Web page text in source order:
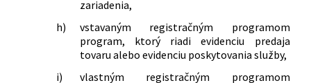
o zmene a doplnení zákona Slovenskej
národnej rady č. 511/1992 Zb. o správe
daní a poplatkov a o zmenách v sústave
územných finančných orgánov v znení
neskorších predpisov v znení
zariadenia,
h)
vstavaným registračným programom
program, ktorý riadi evidenciu predaja
tovaru alebo evidenciu poskytovania služby,
i)
vlastným registračným programom